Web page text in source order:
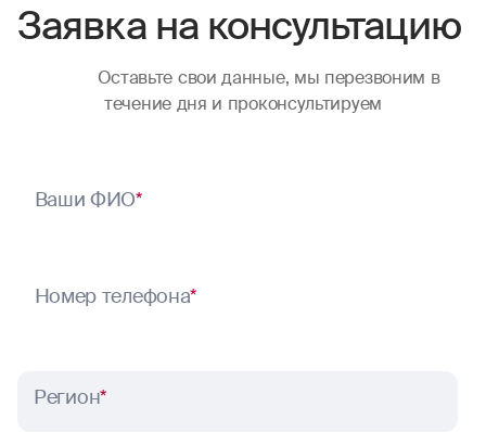
Заявка на консультацию
Оставьте свои данные, мы перезвоним в
течение дня и проконсультируем
Ваши ФИО*
Номер телефона*
Регион*